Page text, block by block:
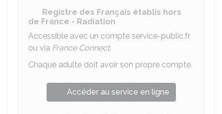
Registre des Français établis hors
de France - Radiation
Accessible avec un compte service-public.fr
ou via France Connect.
Chaque adulte doit avoir son propre compte.
Accéder au service en ligne